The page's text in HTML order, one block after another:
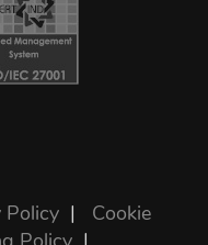
Policy | Cookie